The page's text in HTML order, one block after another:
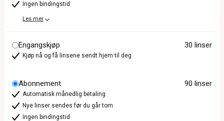
Ingen bindingstid
Les mer
Engangskjøp 30 linser
Kjøp nå og få linsene sendt hjem til deg
Abonnement 90 linser
Automatisk månedlig betaling
Nye linser sendes før du går tom
Ingen bindingstid